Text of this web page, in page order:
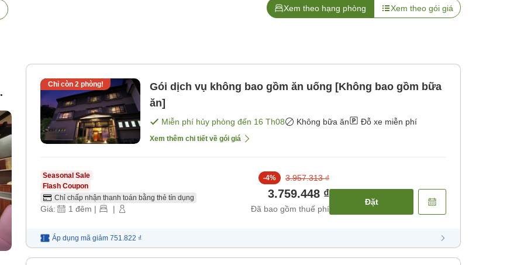
Xem theo hạng phòng Xem theo gói giá
Chỉ còn 2phòng!
Gói dịch vụ không bao gồm ăn uống [Không bao gồm bữa
ăn]
Miễn phí hủy phòng đến 16 Th08 Không bữa ăn Đỗ xe miễn phí
Xem thêm chi tiết về gói giá
Seasonal Sale
Flash Coupon
Chỉ chấp nhận thanh toán bằng thẻ tín dụng
Giá: 1 đêm | |
-4% 3.957.313 ₫
3.759.448 ₫
Đã bao gồm thuế phí
Đặt
Áp dụng mã giảm 751.822 ₫